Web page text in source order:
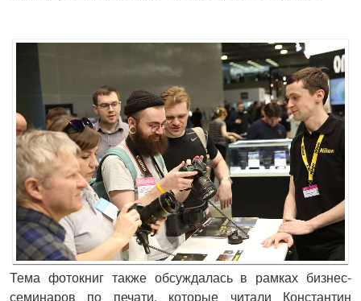
Тема фотокниг также обсуждалась в рамках бизнес-
семинаров по печати, которые читали Константин